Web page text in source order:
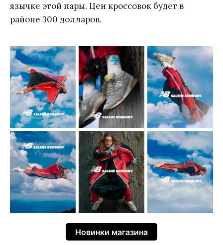
язычке этой пары. Цен кроссовок будет в
районе 300 долларов.
Новинки магазина